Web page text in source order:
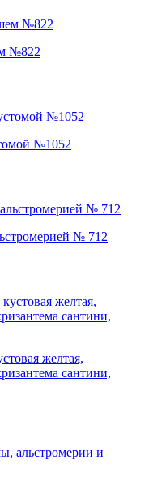
№822
№1052
№ 712
желтая,
сантини,